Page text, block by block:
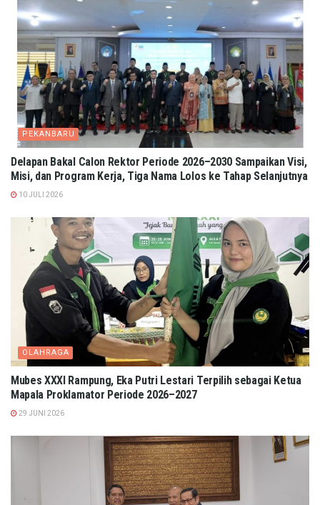
PEKANBARU
Delapan Bakal Calon Rektor Periode 2026–2030 Sampaikan Visi,
Misi, dan Program Kerja, Tiga Nama Lolos ke Tahap Selanjutnya
10 JULI 2026
OLAHRAGA
Mubes XXXI Rampung, Eka Putri Lestari Terpilih sebagai Ketua
Mapala Proklamator Periode 2026–2027
29 JUNI 2026